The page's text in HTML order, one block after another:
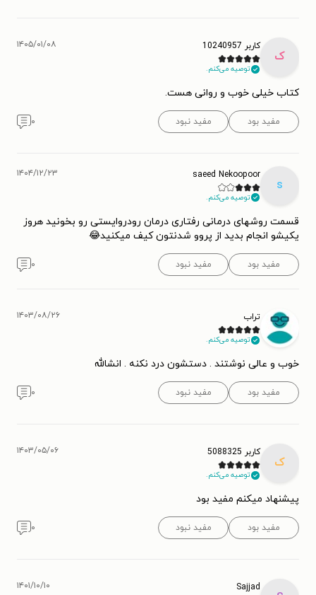
ک
کاربر 10240957
توصیه می‌کنم.
۱۴۰۵/۰۱/۰۸
کتاب خیلی خوب و روانی هست.
مفید بود مفید نبود ۰
s
saeed Nekoopoor
توصیه می‌کنم.
۱۴۰۴/۱۲/۲۳
قسمت روشهای درمانی رفتاری درمان رودروایستی رو بخونید هروز
یکیشو انجام بدید از پروو شدنتون کیف میکنید😂
مفید بود مفید نبود ۰
تراب
توصیه می‌کنم.
۱۴۰۳/۰۸/۲۶
خوب و عالی نوشتند . دستشون درد نکنه . انشالله
مفید بود مفید نبود ۰
ک
کاربر 5088325
توصیه می‌کنم.
۱۴۰۳/۰۵/۰۶
پیشنهاد میکنم مفید بود
مفید بود مفید نبود ۰
Sajjad ۱۴۰۱/۱۰/۱۰